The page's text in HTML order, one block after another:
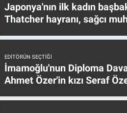
Japonya'nın ilk kadın
Thatcher hayranı, sağcı
EDITÖRÜN SEÇTIĞI
İmamoğlu'nun Diploma
Ahmet Özer'in kızı Seraf